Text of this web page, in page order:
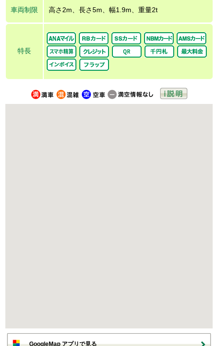
車両制限 高さ2m、長さ5m、幅1.9m、重量2t
特長
GoogleMap アプリで見る